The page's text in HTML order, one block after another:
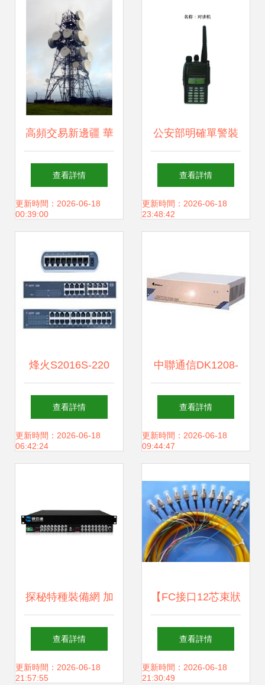
高頻交易新邊疆 華
爾街收購北約微波
通訊塔的背后邏輯
查看詳情
更新時間：2026-06-18
00:39:00
公安部明確單警裝
備配備標準 警務通
歸為選配，通訊設
查看詳情
更新時間：2026-06-18
23:48:42
烽火S2016S-220
交換機 高性能網絡
通信的可靠選擇
查看詳情
更新時間：2026-06-18
06:42:24
中聯通信DK1208-
096M集團電話 4外
線16分機高效通訊
查看詳情
更新時間：2026-06-18
09:44:47
探秘特種裝備網 加
密技術引領的通訊
設備產品新紀元
查看詳情
更新時間：2026-06-18
21:57:55
【FC接口12芯束狀
尾纖】價格,廠家,
圖片,光纖跳線,慈
查看詳情
更新時間：2026-06-18
21:30:49